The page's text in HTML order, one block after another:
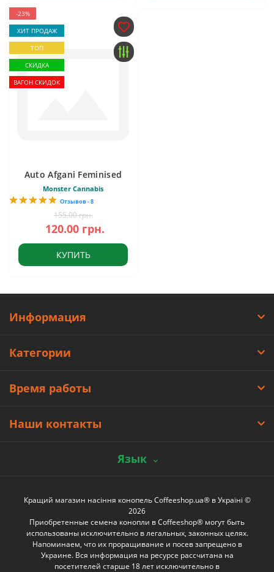
-23%
ХИТ ПРОДАЖ
ТОП
СКИДКА
ВАГОН СКИДОК
Auto Afgani Feminised
Monster Cannabis
Отзывов - 8
155.00 грн.
120.00 грн.
КУПИТЬ
Информация
Категории
Время работы
Наши контакты
Язык
Кращий магазин насіння конопель Coffeeshop.ua® в Україні ©
2026
Приобретенные семена конопли в Coffeeshop® могут быть
использованы исключительно в легальных, законных целях.
Напоминаем, что их проращивание и посев запрещено в
Украине. Вся информация на ресурсе рассчитана на
посетителей старше 18 лет исключительно в